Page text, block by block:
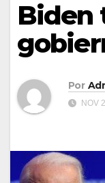
Biden
Por
NOV